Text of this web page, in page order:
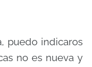
puedo indicaros
no es nueva y